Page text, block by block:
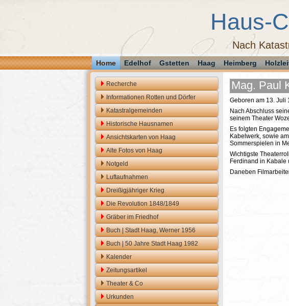
Haus-
Nach
Home Edelhof Gstetten Haag Heimberg
Recherche
Informationen Rotten und Dörfer
Katastralgemeinden
Historische Hausnamen
Ansichtskarten von Haag
Alte Fotos von Haag
Notgeld
Luftaufnahmen
Dreißigjähriger Krieg
Die Revolution 1848/1849
Gräber im Friedhof
Buch | Stadt Haag, Werner 1956
Buch | 50 Jahre Stadt Haag 1982
Kalender
Zeitungsartikel
Theater & Co
Urkunden
Mag. Paul
Geboren am 13. Juli
Nach Abschluss
seinem Theater
Es folgten
Kabelwerk, sowie
Sommerspielen in
Wichtigste
Ferdinand in Kabale
Daneben